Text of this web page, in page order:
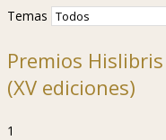
Temas
Premios
(XV ediciones)
1